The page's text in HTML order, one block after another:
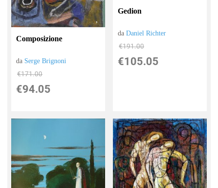
Composizione
da Serge Brignoni
€171.00
€94.05
Gedion
daDaniel Richter
€191.00
€105.05